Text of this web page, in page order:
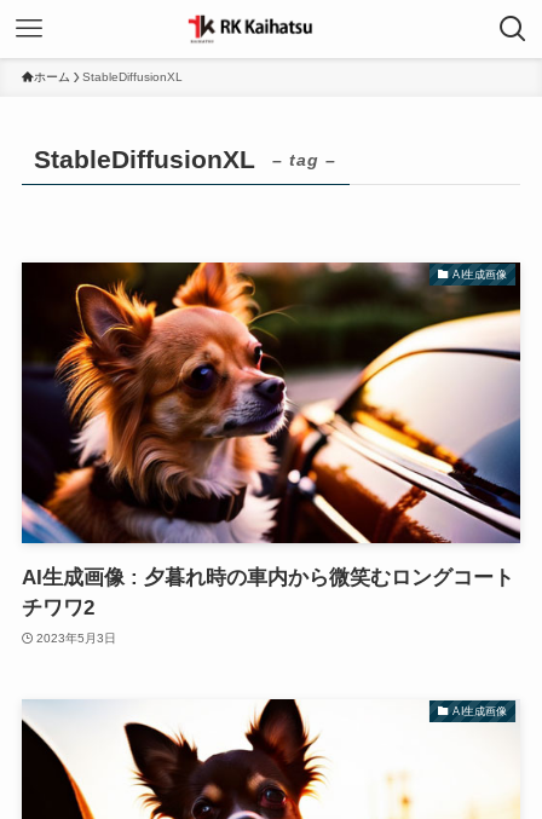
ホーム StableDiffusionXL
StableDiffusionXL – tag –
AI生成画像
AI生成画像 : 夕暮れ時の車内から微笑むロングコート
チワワ2
2023年5月3日
AI生成画像